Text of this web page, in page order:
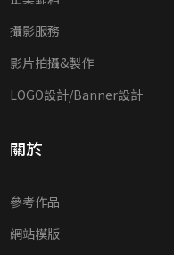
攝影服務
影片拍攝&製作
LOGO設計/Banner設計
關於
參考作品
網站模版